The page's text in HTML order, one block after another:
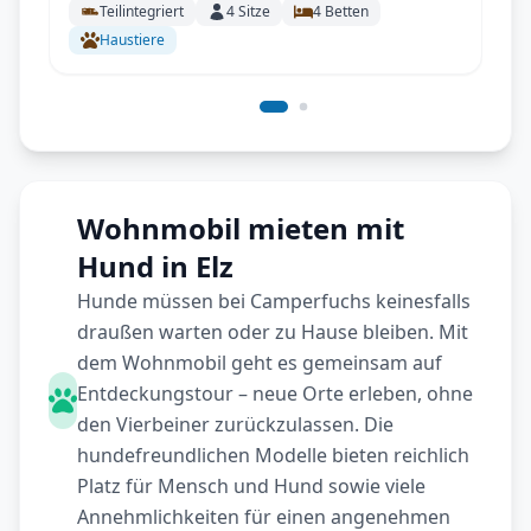
Teilintegriert 4Sitze 4 Betten
Haustiere
Wohnmobil mieten mit
Hund in Elz
Hunde müssen bei Camperfuchs keinesfalls
draußen warten oder zu Hause bleiben. Mit
dem Wohnmobil geht es gemeinsam auf
Entdeckungstour – neue Orte erleben, ohne
den Vierbeiner zurückzulassen. Die
hundefreundlichen Modelle bieten reichlich
Platz für Mensch und Hund sowie viele
Annehmlichkeiten für einen angenehmen